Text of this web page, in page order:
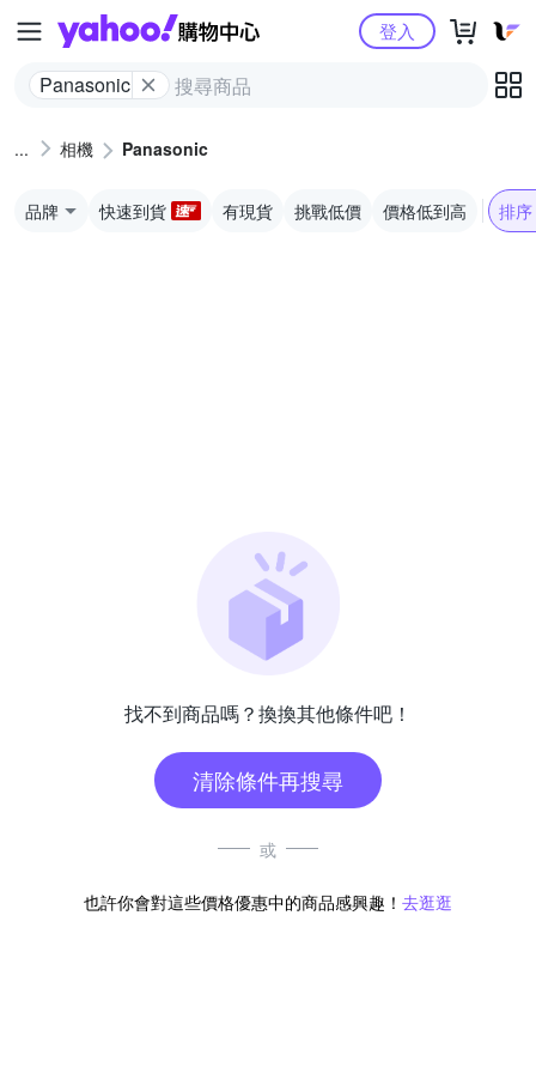
Yahoo購物中心
Panasonic
登入
相機 Panasonic
品牌 快速到貨 有現貨 挑戰低價 價格低到高 排序
找不到商品嗎？換換其他條件吧！
清除條件再搜尋
或
也許你會對這些價格優惠中的商品感興趣！ 去逛逛